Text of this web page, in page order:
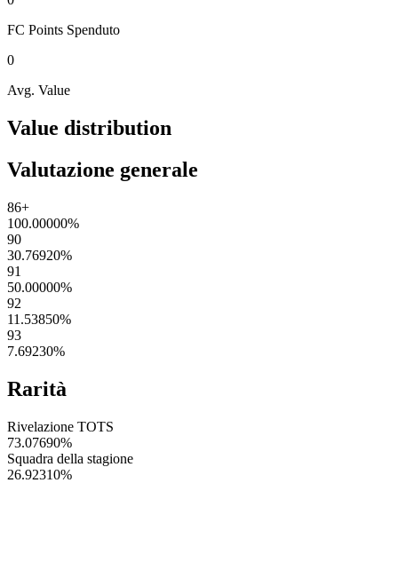
FC Points Spenduto
0
Avg. Value
Value distribution
Valutazione generale
86+
100.00000%
90
30.76920%
91
50.00000%
92
11.53850%
93
7.69230%
Rarità
Rivelazione TOTS
73.07690%
Squadra della stagione
26.92310%